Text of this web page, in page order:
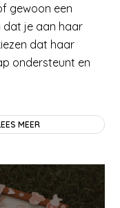
gewoon een
dat je aan haar
dat haar
ondersteunt en
MEER